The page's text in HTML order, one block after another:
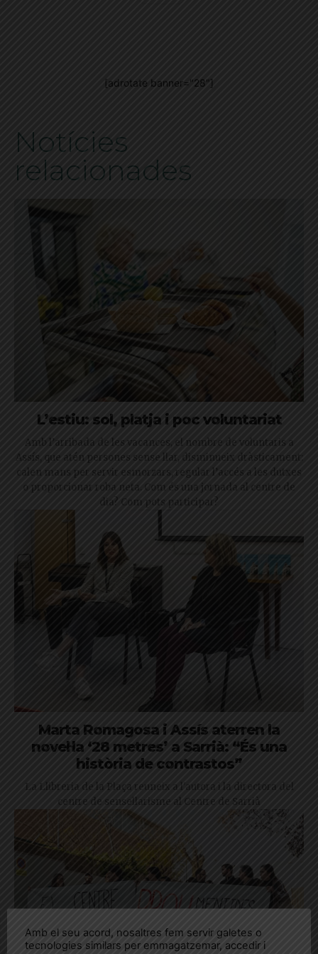
[adrotate banner="28"]
Notícies
relacionades
L’estiu: sol, platja i poc voluntariat
Amb l’arribada de les vacances, el nombre de voluntaris a
Assís, que atén persones sense llar, disminueix dràsticament:
calen mans per servir esmorzars, regular l’accés a les dutxes
o proporcionar roba neta. Com és una jornada al centre de
dia? Com pots participar?
Marta Romagosa i Assís aterren la
novel·la ‘28 metres’ a Sarrià: “És una
història de contrastos”
La Llibreria de la Plaça reuneix a l'autora i la directora del
centre de sensellarisme al Centre de Sarrià
Amb el seu acord, nosaltres fem servir galetes o
tecnologies similars per emmagatzemar, accedir i